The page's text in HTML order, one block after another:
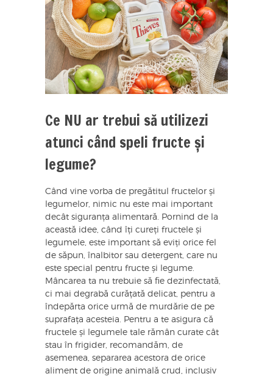
Ce NU ar trebui să utilizezi
atunci când speli fructe și
legume?
Când vine vorba de pregătitul fructelor și
legumelor, nimic nu este mai important
decât siguranța alimentară. Pornind de la
această idee, când îți cureți fructele și
legumele, este important să eviți orice fel
de săpun, înalbitor sau detergent, care nu
este special pentru fructe și legume.
Mâncarea ta nu trebuie să fie dezinfectată,
ci mai degrabă curățată delicat, pentru a
îndepărta orice urmă de murdărie de pe
suprafața acesteia. Pentru a te asigura că
fructele și legumele tale rămân curate cât
stau în frigider, recomandăm, de
asemenea, separarea acestora de orice
aliment de origine animală crud, inclusiv